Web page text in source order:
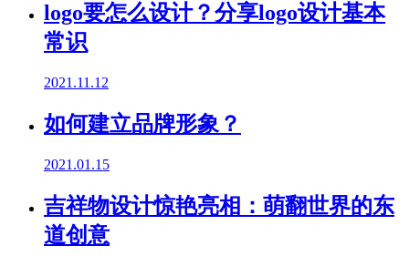
logo要怎么设计？分享logo设计基本
常识
2021.11.12
如何建立品牌形象？
2021.01.15
吉祥物设计惊艳亮相：萌翻世界的东
道创意